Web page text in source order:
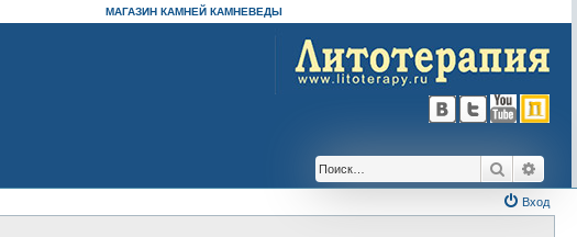
МАГАЗИН КАМНЕЙ КАМНЕВЕДЫ
Поиск
Вход